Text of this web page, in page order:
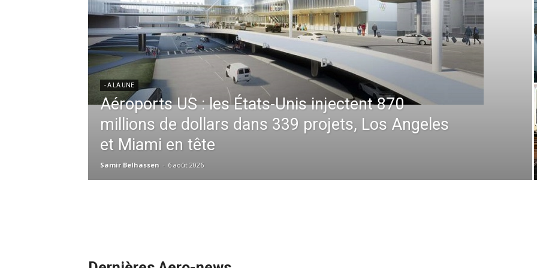
- A LA UNE
Météo aéronautique 2026 : De la prévision à
l’anticipation absolue, comment la technologie
redéfinit les opérations en plein ciel et au sol
Samir Belhassen - 24 juillet 2026